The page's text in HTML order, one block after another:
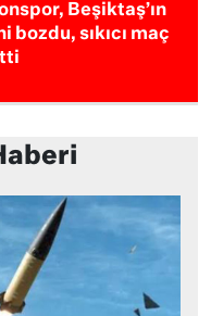
Beşiktaş’ın
bozdu, sıkıcı maç